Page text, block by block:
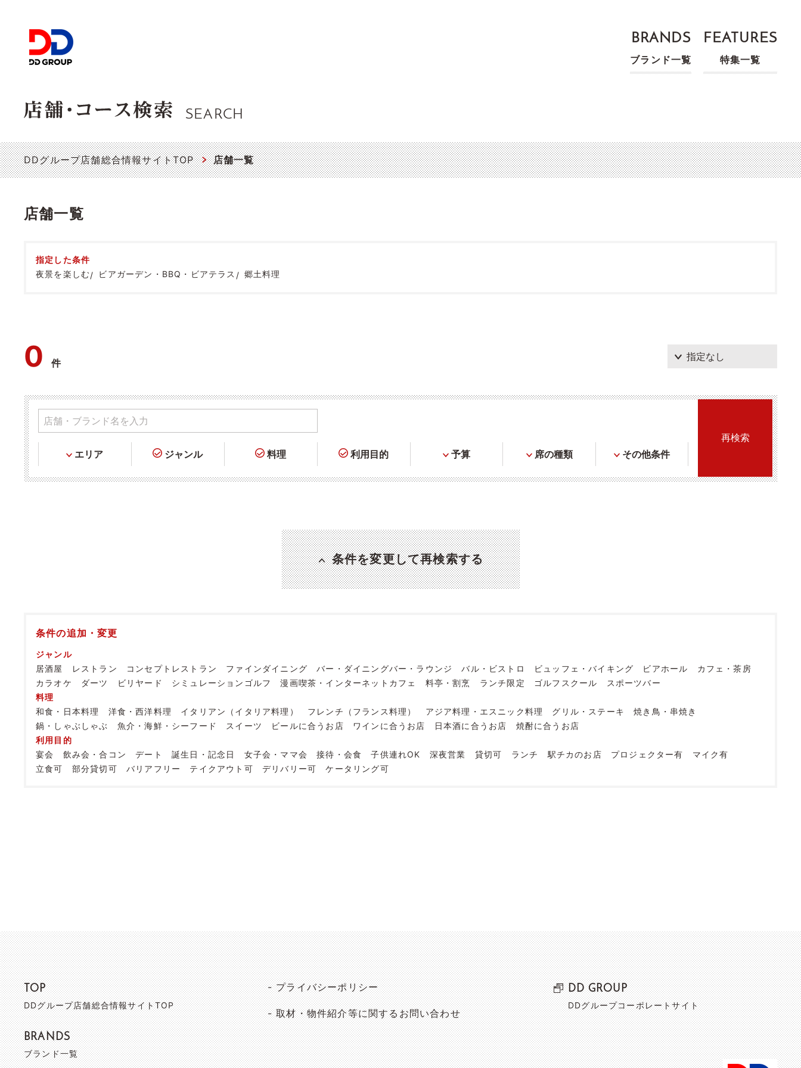
BRANDS
ブランド一覧
FEATURES
特集一覧
SEARCH
DDグループ店舗総合情報サイトTOP 店舗一覧
店舗一覧
指定した条件
夜景を楽しむ
ビアガーデン・BBQ・ビアテラス 郷土料理
0件
エリア ジャンル 料理 利用目的 予算 席の種類 その他条件
条件を変更して再検索する
条件の追加・変更
ジャンル
居酒屋
レストラン コンセプトレストラン ファインダイニング バー・ダイニングバー・ラウンジ バル・ビストロ ビュッフェ・バイキング ビアホール
カフェ・茶房
カラオケ
ダーツ ビリヤード シミュレーションゴルフ 漫画喫茶・インターネットカフェ 料亭・割烹 ランチ限定 ゴルフスクール
スポーツバー
料理
和食・日本料理
洋食・西洋料理 イタリアン（イタリア料理） フレンチ（フランス料理） アジア料理・エスニック料理 グリル・ステーキ
焼き鳥・串焼き
鍋・しゃぶしゃぶ
魚介・海鮮・シーフード スイーツ ビールに合うお店 ワインに合うお店 日本酒に合うお店
焼酎に合うお店
利用目的
宴会
飲み会・合コン デート 誕生日・記念日 女子会・ママ会 接待・会食 子供連れOK 深夜営業 貸切可 ランチ 駅チカのお店 プロジェクター有
マイク有
立食可
部分貸切可 バリアフリー テイクアウト可 デリバリー可 ケータリング可
TOP
DDグループ店舗総合情報サイトTOP
BRANDS
ブランド一覧
プライバシーポリシー
取材・物件紹介等に関するお問い合わせ
DD GROUP
DDグループコーポレートサイト